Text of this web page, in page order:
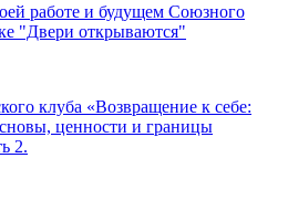
работе и будущем Союзного
"Двери открываются"
клуба «Возвращение к себе:
ценности и границы
2.